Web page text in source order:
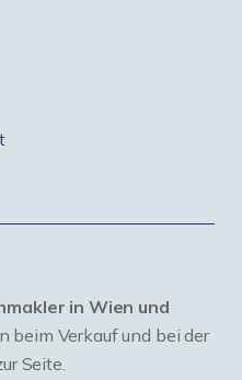
in Wien und
beim Verkauf und bei der
Seite.